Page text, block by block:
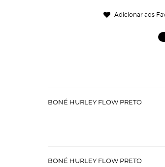
Adicionar aos
BONÉ HURLEY FLOW PRETO
BONÉ HURLEY FLOW PRETO